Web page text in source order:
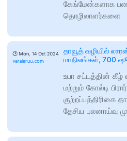
கேங்மேன்களாக
தொழிலாளர்களை
🕑 Mon, 14 Oct 2024
varalaruu.com
தாவூத் வழியில்
மாநிலங்கள், 700
உபா சட்டத்தின்
மற்றும் கோல்டி
குற்றப்பத்திரிகை
தேசிய புலனாய்வு